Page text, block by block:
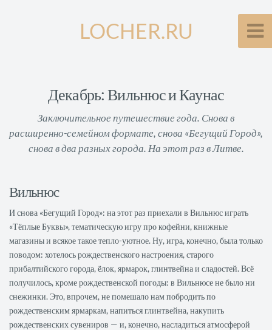
LOCHER.RU
Декабрь: Вильнюс и Каунас
Заключительное путешествие года. Снова в
расширенно-семейном формате, снова «Бегущий Город»,
снова в два разных города. На этот раз в Литве.
Вильнюс
И снова «Бегущий Город»: на этот раз приехали в Вильнюс играть
«Тёплые Буквы», тематическую игру про кофейни, книжные
магазины и всякое такое тепло-уютное. Ну, игра, конечно, была только
поводом: хотелось рождественского настроения, старого
прибалтийского города, ёлок, ярмарок, глинтвейна и сладостей. Всё
получилось, кроме рождественской погоды: в Вильнюсе не было ни
снежинки. Это, впрочем, не помешало нам побродить по
рождественским ярмаркам, напиться глинтвейна, накупить
рождественских сувениров — и, конечно, насладиться атмосферой